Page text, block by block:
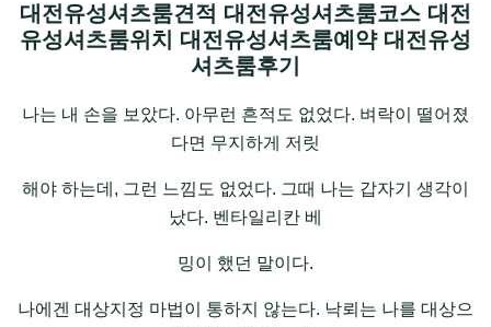
대전유성셔츠룸견적 대전유성셔츠룸코스 대전
유성셔츠룸위치 대전유성셔츠룸예약 대전유성
셔츠룸후기
나는 내 손을 보았다. 아무런 흔적도 없었다. 벼락이 떨어졌
다면 무지하게 저릿
해야 하는데, 그런 느낌도 없었다. 그때 나는 갑자기 생각이
났다. 벤타일리칸 베
밍이 했던 말이다.
나에겐 대상지정 마법이 통하지 않는다. 낙뢰는 나를 대상으